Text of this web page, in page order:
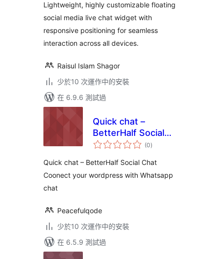
Lightweight, highly customizable floating
social media live chat widget with
responsive positioning for seamless
interaction across all devices.
Raisul Islam Shagor
少於10 次運作中的安裝
在 6.9.6 測試過
Quick chat –
BetterHalf Social
Chat
(0總
評)
Quick chat – BetterHalf Social Chat
Coonect your wordpress with Whatsapp
chat
Peacefulqode
少於10 次運作中的安裝
在 6.5.9 測試過